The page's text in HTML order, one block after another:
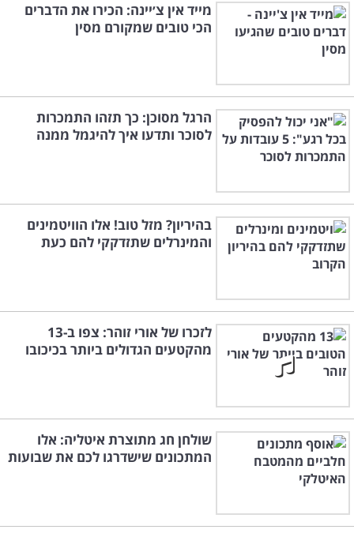
מייד אין צ׳יינה: הכירו את הדברים
הכי טובים שמקורם מסין
הרגל מסוכן: כך תזהו התמכרות
לסוכר ותדעו איך להיגמל ממנה
בהיריון? מזל טוב! אלו הוויטמינים
והמינרלים שתזדקקי להם כעת
לזכרו של אורי זוהר: צפו ב-13
מהקטעים הגדולים ביותר בכיכובו
שולחן חג מתוצרת איטליה: אלו
המתכונים שישדרגו לכם את שבועות